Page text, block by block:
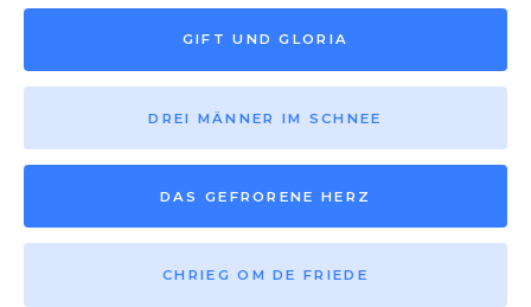
GIFT UND GLORIA
DREI MÄNNER IM SCHNEE
DAS GEFRORENE HERZ
CHRIEG OM DE FRIEDE